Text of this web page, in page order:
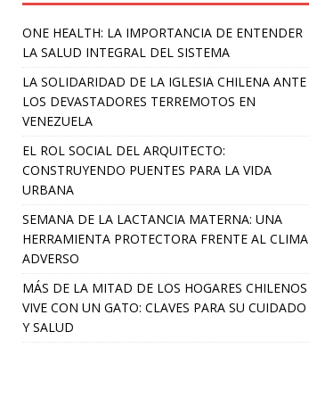
ONE HEALTH: LA IMPORTANCIA DE ENTENDER
LA SALUD INTEGRAL DEL SISTEMA
LA SOLIDARIDAD DE LA IGLESIA CHILENA ANTE
LOS DEVASTADORES TERREMOTOS EN
VENEZUELA
EL ROL SOCIAL DEL ARQUITECTO:
CONSTRUYENDO PUENTES PARA LA VIDA
URBANA
SEMANA DE LA LACTANCIA MATERNA: UNA
HERRAMIENTA PROTECTORA FRENTE AL CLIMA
ADVERSO
MÁS DE LA MITAD DE LOS HOGARES CHILENOS
VIVE CON UN GATO: CLAVES PARA SU CUIDADO
Y SALUD